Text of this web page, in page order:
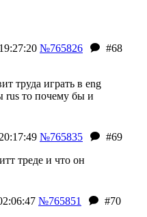
№765826
#68
труда играть в eng
rus то почему бы и
№765835
#69
треде и что он
№765851
#70